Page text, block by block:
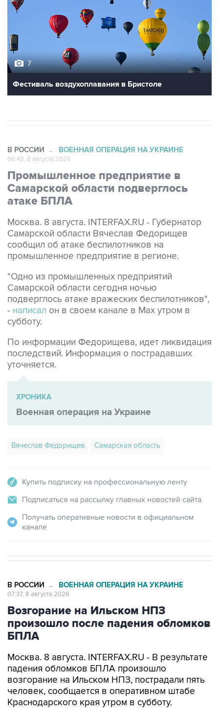
7
Фестиваль воздухоплавания в Бристоле
В РОССИИ → ВОЕННАЯ ОПЕРАЦИЯ НА УКРАИНЕ
06:42, 8 августа 2026
Промышленное предприятие в
Самарской области подверглось
атаке БПЛА
Москва. 8 августа. INTERFAX.RU - Губернатор
Самарской области Вячеслав Федорищев
сообщил об атаке беспилотников на
промышленное предприятие в регионе.
"Одно из промышленных предприятий
Самарской области сегодня ночью
подверглось атаке вражеских беспилотников",
- написал он в своем канале в Max утром в
субботу.
По информации Федорищева, идет ликвидация
последствий. Информация о пострадавших
уточняется.
ХРОНИКА
Военная операция на Украине
Вячеслав Федорищев Самарская область
Купить подписку на профессиональную ленту
Подписаться на рассылку главных новостей сайта
Получать оперативные новости в официальном
канале
В РОССИИ → ВОЕННАЯ ОПЕРАЦИЯ НА УКРАИНЕ
07:37, 8 августа 2026
Возгорание на Ильском НПЗ
произошло после падения обломков
БПЛА
Москва. 8 августа. INTERFAX.RU - В результате
падения обломков БПЛА произошло
возгорание на Ильском НПЗ, пострадали пять
человек, сообщается в оперативном штабе
Краснодарского края утром в субботу.